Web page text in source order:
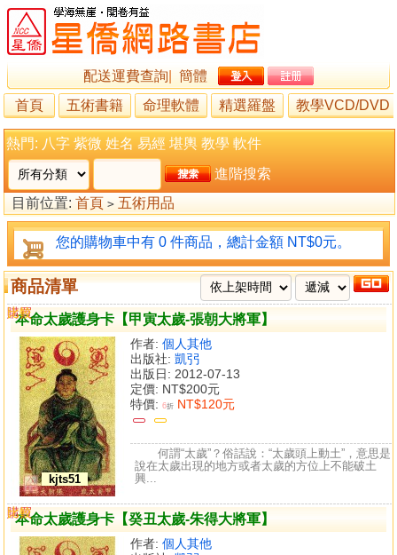
配送運費查詢
簡體
首頁
五術書籍 命理軟體 精選羅盤 教學VCD/DVD
熱門: 八字 紫微 姓名 易經 堪輿 教學 軟件
進階搜索
目前位置: 首頁 > 五術用品
您的購物車中有 0 件商品，總計金額 NT$0元。
商品清單
本命太歲護身卡【甲寅太歲-張朝大將軍】
kjts51
作者: 個人其他
出版社: 凱弜
出版日: 2012-07-13
定價: NT$200元
特價: 6折 NT$120元
購買
比較
何謂“太歲”？俗話說：“太歲頭上動土”，意思是
說在太歲出現的地方或者太歲的方位上不能破土
興...
本命太歲護身卡【癸丑太歲-朱得大將軍】
作者: 個人其他
購買
比較